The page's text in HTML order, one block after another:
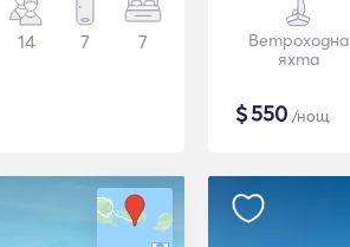
14 7 7
Ветроходна
яхта
$550 /нощ